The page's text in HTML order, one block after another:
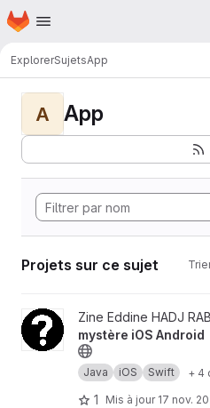
Passer au contenu principal
Page d'accueil
ExplorerSujetsApp
A App
Projets sur ce sujet
Afficher le projet Jeu du
Zine Eddine HADJ
mystère iOS Android
Java iOS Swift + 4
1 Mis à jour 17 nov.